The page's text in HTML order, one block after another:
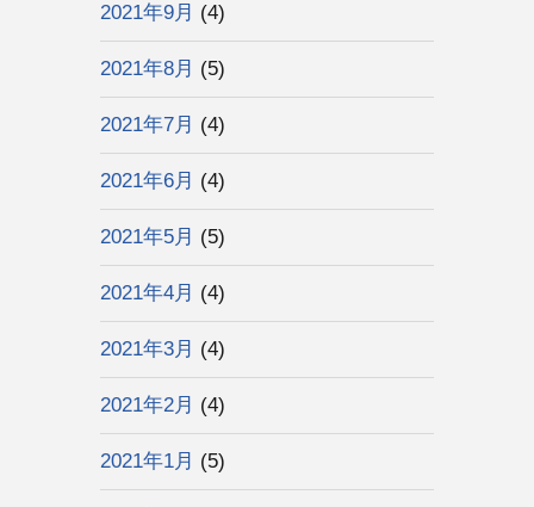
2021年9月 (4)
2021年8月 (5)
2021年7月 (4)
2021年6月 (4)
2021年5月 (5)
2021年4月 (4)
2021年3月 (4)
2021年2月 (4)
2021年1月 (5)